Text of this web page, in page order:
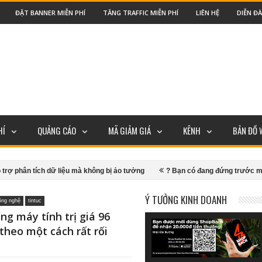
ĐẶT BANNER MIỄN PHÍ TĂNG TRAFFIC MIỄN PHÍ LIÊN HỆ DIỄN
QUẢNG CÁO MÃ GIẢM GIÁ KÊNH BẢN ĐỒ
liệu mà không bị ảo tưởng ? Bạn có đang đứng trước một vị trí nghề
nghệ tintuc
máy tính trị giá 96
một cách rất rối
Ý TƯỞNG KINH DOANH